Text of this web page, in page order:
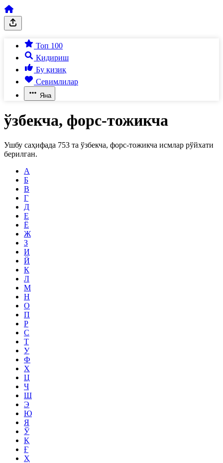
Топ 100
Қидириш
Бу қизиқ
Севимлилар
Яна
ўзбекча, форс-тожикча
Ушбу саҳифада 753 та ўзбекча, форс-тожикча исмлар рўйхати
берилган.
А
Б
В
Г
Д
Е
Ё
Ж
З
И
Й
К
Л
М
Н
О
П
Р
С
Т
У
Ф
Х
Ц
Ч
Ш
Э
Ю
Я
Ў
Қ
Ғ
Ҳ